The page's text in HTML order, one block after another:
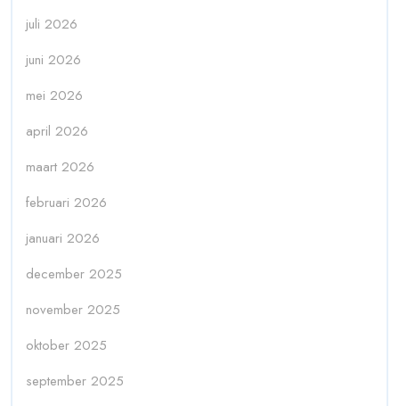
juli 2026
juni 2026
mei 2026
april 2026
maart 2026
februari 2026
januari 2026
december 2025
november 2025
oktober 2025
september 2025